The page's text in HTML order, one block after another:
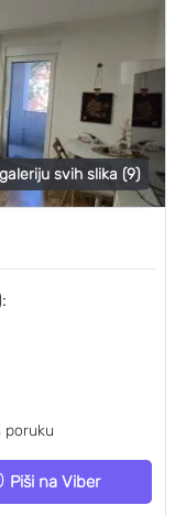
svih slika (9)
poruku
Piši na Viber